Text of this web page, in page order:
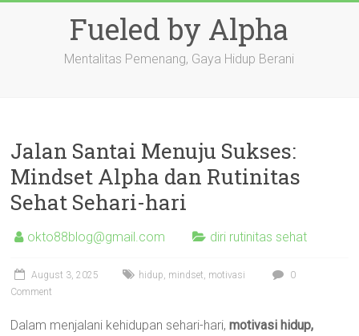
Fueled by Alpha
Mentalitas Pemenang, Gaya Hidup Berani
Jalan Santai Menuju Sukses:
Mindset Alpha dan Rutinitas
Sehat Sehari-hari
okto88blog@gmail.com diri rutinitas sehat
August 3, 2025 hidup, mindset, motivasi
0
Comment
Dalam menjalani kehidupan sehari-hari,motivasi hidup,